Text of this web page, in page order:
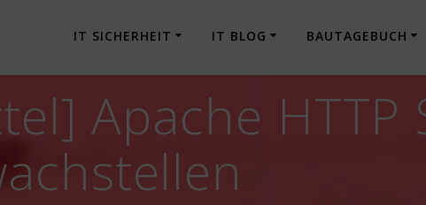
IT SICHERHEIT IT BLOG BAUTAGEBUCH
Apache HTTP